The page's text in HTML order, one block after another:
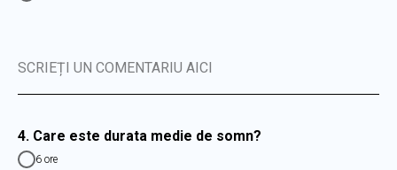
SCRIEȚI UN COMENTARIU AICI
4. Care este durata medie de somn?
6 ore